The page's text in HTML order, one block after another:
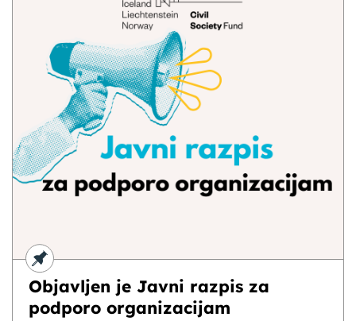
Objavljen je Javni razpis za
podporo organizacijam